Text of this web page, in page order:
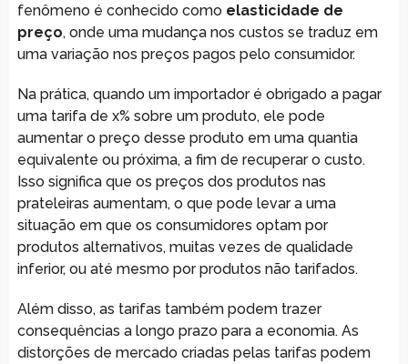
fenômeno é conhecido como elasticidade de
preço, onde uma mudança nos custos se traduz em
uma variação nos preços pagos pelo consumidor.
Na prática, quando um importador é obrigado a pagar
uma tarifa de x% sobre um produto, ele pode
aumentar o preço desse produto em uma quantia
equivalente ou próxima, a fim de recuperar o custo.
Isso significa que os preços dos produtos nas
prateleiras aumentam, o que pode levar a uma
situação em que os consumidores optam por
produtos alternativos, muitas vezes de qualidade
inferior, ou até mesmo por produtos não tarifados.
Além disso, as tarifas também podem trazer
consequências a longo prazo para a economia. As
distorções de mercado criadas pelas tarifas podem